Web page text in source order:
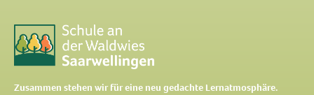
Zusammen stehen wir für eine neu gedachte Lernatmosphäre.​